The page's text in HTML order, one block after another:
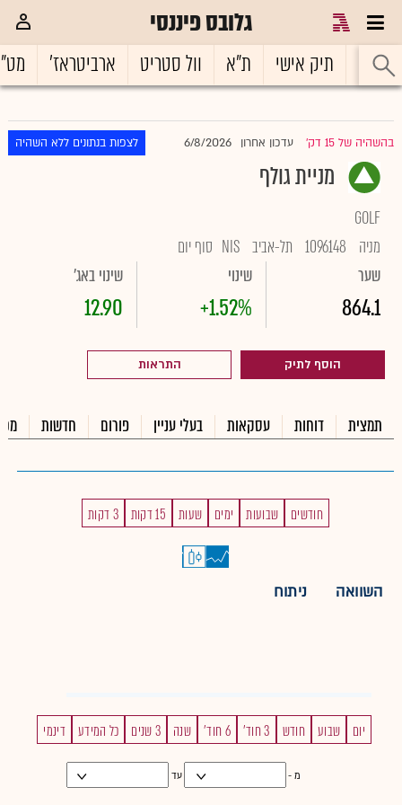
גלובס פיננסי
ראשי תיק אישי ת"א וול סטריט ארביטראז'
בהשהיה של 15 דק' עדכון אחרון 6/8/2026 לצפות בנתונים ללא השהיה
מניית גולף
GOLF
מניה
1096148 תל-אביב NIS סוף יום
שער
864.1
שינוי
+1.52%
שינוי באג'
12.90
הוסף לתיק התראות
תמצית דוחות עסקאות בעלי עניין פורום חדשות
חודשים שבועות ימים שעות 15 דקות 3 דקות
השוואה ניתוח
יום שבוע חודש 3 חוד' 6 חוד' שנה 3 שנים כל המידע דינמי
מ - עד